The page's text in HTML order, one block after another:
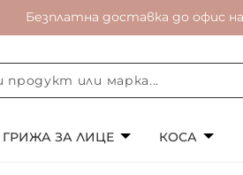
Безплатна доставка до офис
ГРИЖА ЗА ЛИЦЕ КОСА